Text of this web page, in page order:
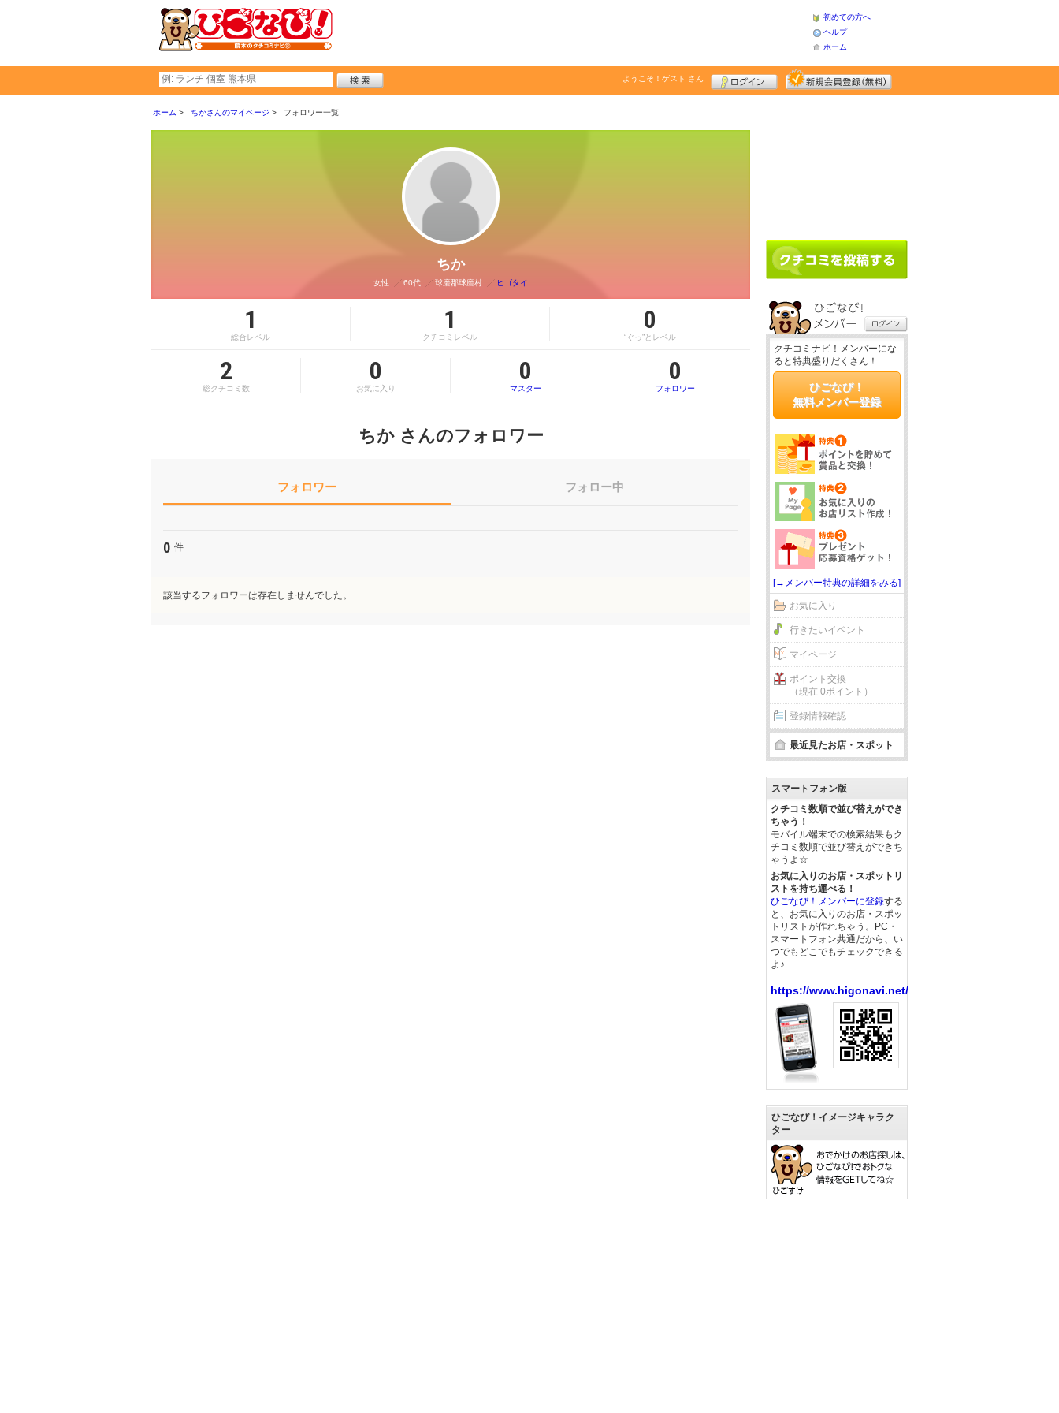
初めての方へ
ヘルプ
ホーム
ようこそ！ ゲスト さん
ホーム ちかさんのマイページ フォロワー一覧
ちか
女性 60代 球磨郡球磨村 ヒゴタイ
1
総合レベル
1
クチコミレベル
0
“ぐっ”とレベル
2
総クチコミ数
0
お気に入り
0
マスター
0
フォロワー
ちか さんのフォロワー
フォロワー フォロー中
0 件
該当するフォロワーは存在しませんでした。
クチコミナビ！メンバーにな
ると特典盛りだくさん！
ひごなび！
無料メンバー登録
[→メンバー特典の詳細をみる]
お気に入り
行きたいイベント
マイページ
ポイント交換
（現在 0ポイント）
登録情報確認
最近見たお店・スポット
スマートフォン版
クチコミ数順で並び替えができ
ちゃう！
モバイル端末での検索結果もク
チコミ数順で並び替えができち
ゃうよ☆
お気に入りのお店・スポットリ
ストを持ち運べる！
ひごなび！メンバーに登録する
と、お気に入りのお店・スポッ
トリストが作れちゃう。PC・
スマートフォン共通だから、い
つでもどこでもチェックできる
よ♪
https://www.higonavi.net/
ひごなび！イメージキャラク
ター